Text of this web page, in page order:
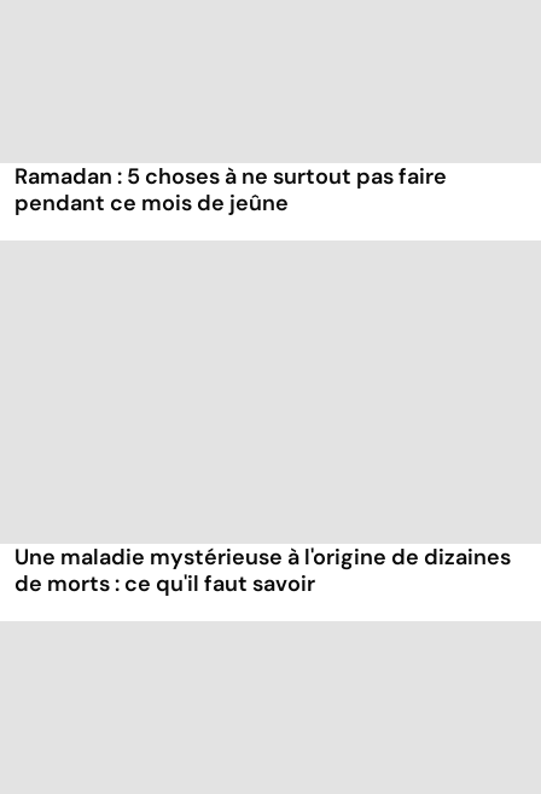
Ramadan : 5 choses à ne surtout pas faire
pendant ce mois de jeûne
Une maladie mystérieuse à l'origine de dizaines
de morts : ce qu'il faut savoir